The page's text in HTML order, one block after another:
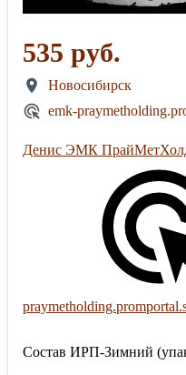
535 руб.
Новосибирск
emk-
Денис ЭМК
Состав ИРП-Зимний